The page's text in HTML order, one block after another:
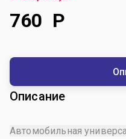
760 Р
Описание
Автомобильная